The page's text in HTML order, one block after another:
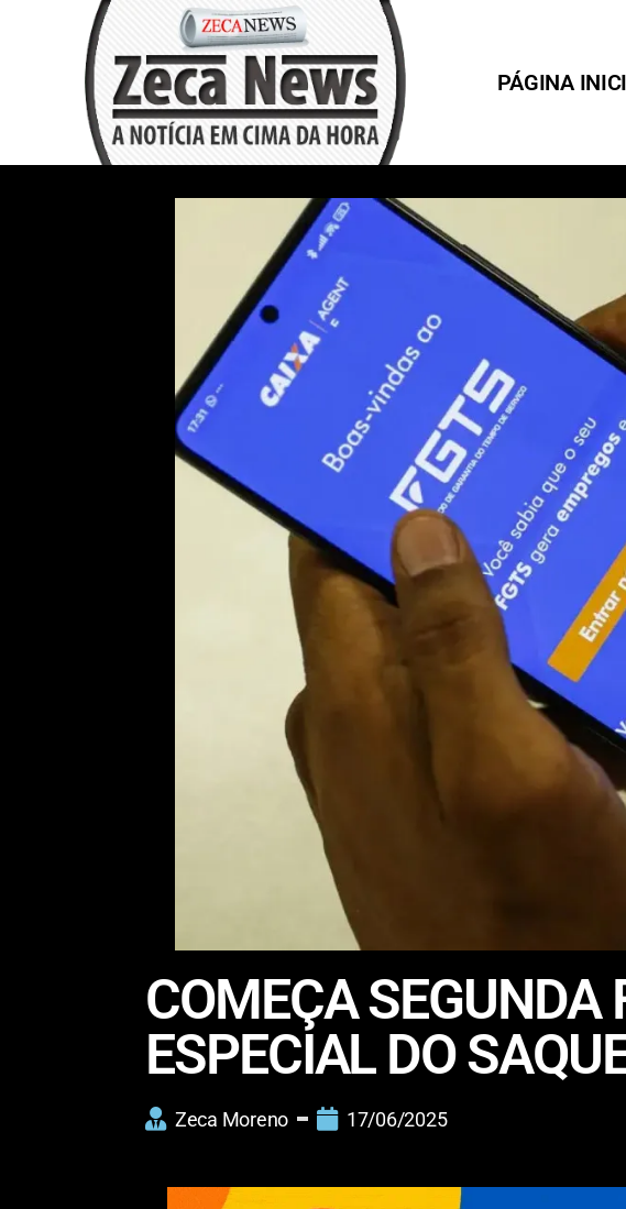
PÁGINA
COMEÇA SEGUNDA
ESPECIAL DO
Zeca Moreno 17/06/2025